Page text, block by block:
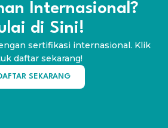
Internasional?
di Sini!
sertifikasi internasional. Klik
daftar sekarang!
SEKARANG